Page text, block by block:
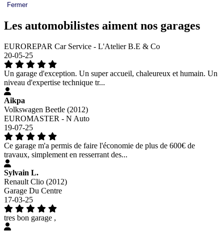
Fermer
Les automobilistes aiment nos garages
EUROREPAR Car Service - L'Atelier B.E & Co
20-05-25
Un garage d'exception. Un super accueil, chaleureux et humain. Un
niveau d'expertise technique tr...
Aikpa
Volkswagen Beetle (2012)
EUROMASTER - N Auto
19-07-25
Ce garage m'a permis de faire l'économie de plus de 600€ de
travaux, simplement en resserrant des...
Sylvain L.
Renault Clio (2012)
Garage Du Centre
17-03-25
tres bon garage ,